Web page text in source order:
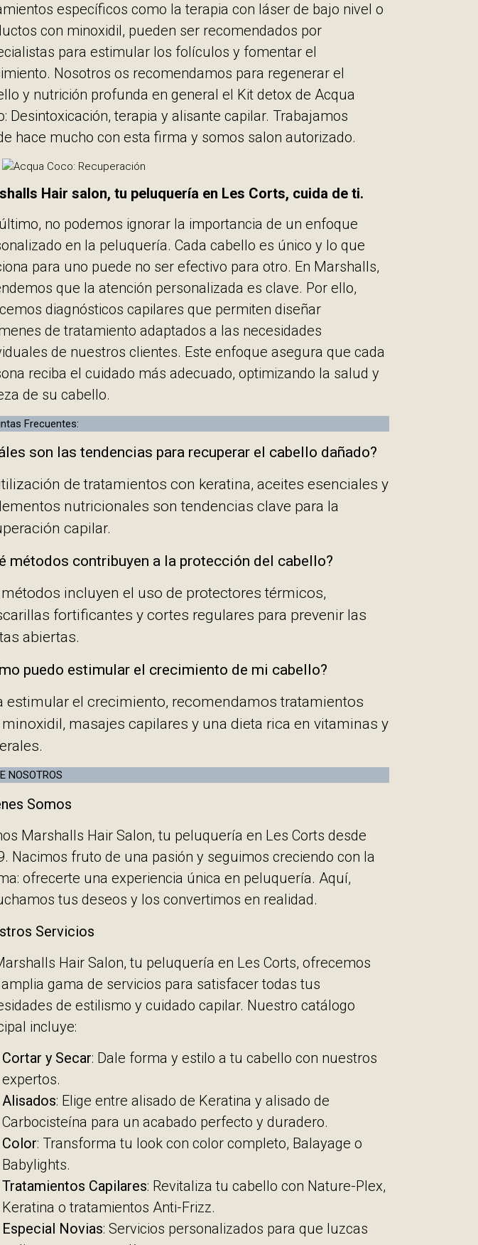
específicos como la terapia con láser de bajo nivel o
con minoxidil, pueden ser recomendados por
para estimular los folículos y fomentar el
Nosotros os recomendamos para regenerar el
y nutrición profunda en general el Kit detox de Acqua
Desintoxicación, terapia y alisante capilar. Trabajamos
hace mucho con esta firma y somos salon autorizado.
Hair salon, tu peluquería en Les Corts, cuida de ti.
no podemos ignorar la importancia de un enfoque
en la peluquería. Cada cabello es único y lo que
para uno puede no ser efectivo para otro. En Marshalls,
que la atención personalizada es clave. Por ello,
diagnósticos capilares que permiten diseñar
de tratamiento adaptados a las necesidades
de nuestros clientes. Este enfoque asegura que cada
reciba el cuidado más adecuado, optimizando la salud y
de su cabello.
Frecuentes:
son las tendencias para recuperar el cabello dañado?
de tratamientos con keratina, aceites esenciales y
nutricionales son tendencias clave para la
capilar.
métodos contribuyen a la protección del cabello?
incluyen el uso de protectores térmicos,
fortificantes y cortes regulares para prevenir las
abiertas.
puedo estimular el crecimiento de mi cabello?
estimular el crecimiento, recomendamos tratamientos
masajes capilares y una dieta rica en vitaminas y
NOSOTROS
Somos
Marshalls Hair Salon, tu peluquería en Les Corts desde
Nacimos fruto de una pasión y seguimos creciendo con la
ofrecerte una experiencia única en peluquería. Aquí,
tus deseos y los convertimos en realidad.
Servicios
Hair Salon, tu peluquería en Les Corts, ofrecemos
gama de servicios para satisfacer todas tus
de estilismo y cuidado capilar. Nuestro catálogo
incluye:
Cortar y Secar: Dale forma y estilo a tu cabello con nuestros
expertos.
Alisados: Elige entre alisado de Keratina y alisado de
Carbocisteína para un acabado perfecto y duradero.
Color: Transforma tu look con color completo, Balayage o
Babylights.
Tratamientos Capilares: Revitaliza tu cabello con Nature-Plex,
Keratina o tratamientos Anti-Frizz.
Especial Novias: Servicios personalizados para que luzcas